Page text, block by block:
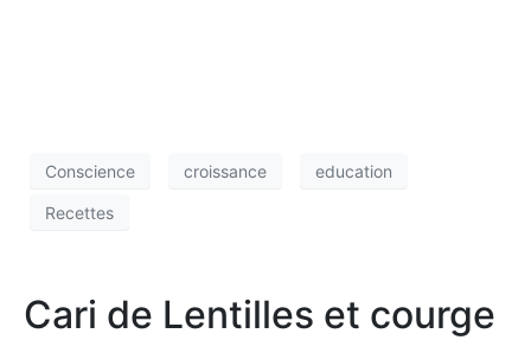
Conscience croissance education
Recettes
Cari de Lentilles et courge